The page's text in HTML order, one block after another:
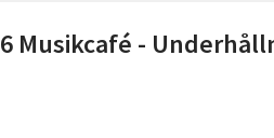
Musikcafé -